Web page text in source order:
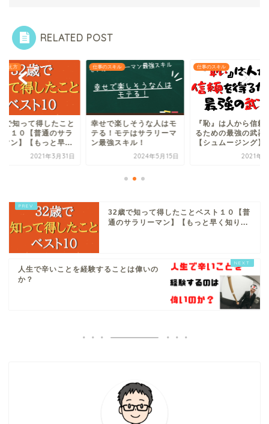
RELATED POST
考え方
で知って得したこと
ト１０【普通のサラ
マン】【もっと早...
2021年3月31日
仕事のスキル
幸せで楽しそうな人はモ
テる！モテはサラリーマ
ン最強スキル！
2024年5月15日
仕事のスキル
『恥』は人から信頼
るための最強の武器
【シュムージング】
2021年5
32歳で知って得したことベスト１０【普
通のサラリーマン】【もっと早く知り...
人生で辛いことを経験することは偉いの
か？